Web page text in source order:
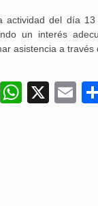
actividad del día
un interés
asistencia a
Facebook
X